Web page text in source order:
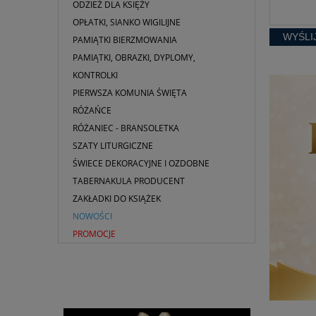
ODZIEŻ DLA KSIĘŻY
OPŁATKI, SIANKO WIGILIJNE
PAMIĄTKI BIERZMOWANIA
PAMIĄTKI, OBRAZKI, DYPLOMY,
KONTROLKI
PIERWSZA KOMUNIA ŚWIĘTA
RÓŻAŃCE
RÓŻANIEC - BRANSOLETKA
SZATY LITURGICZNE
ŚWIECE DEKORACYJNE I OZDOBNE
TABERNAKULA PRODUCENT
ZAKŁADKI DO KSIĄŻEK
NOWOŚCI
PROMOCJE